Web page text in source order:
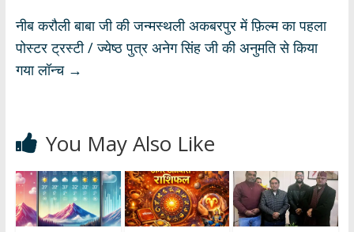
नीब करौली बाबा जी की जन्मस्थली अकबरपुर में फ़िल्म का पहला
पोस्टर ट्रस्टी / ज्येष्ठ पुत्र अनेग सिंह जी की अनुमति से किया
गया लॉन्च →
You May Also Like